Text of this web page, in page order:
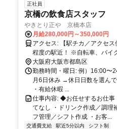
正社員
京橋の飲食店スタッフ
やきとり正や 京橋本店
月給280,000円～350,000円
アクセス: 【駅チカ／アクセス便利】 JR京橋駅をはじめ、各種京橋駅から徒歩5分
程度の駅近！ ※自転車、
大阪府大阪市都島区
勤務時間・曜日: 例）16:00〜
月6日休み →休日日数を選ん
・有給休暇 ...
仕事内容: ◆お任せするお仕事
てなし ・ドリンク作成／調理
フ管理／シフト作成 ・お客...
交通費支給 駅近5分以内 シフト制